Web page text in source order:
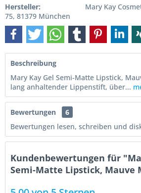
Hersteller:
Mary Kay
75, 81379 München
Beschreibung
Mary Kay Gel Semi-Matte Lipstick,
lang anhaltender Lippenstift, über...
Bewertungen
6
Bewertungen lesen, schreiben und
Kundenbewertungen für
Semi-Matte Lipstick, Mauve